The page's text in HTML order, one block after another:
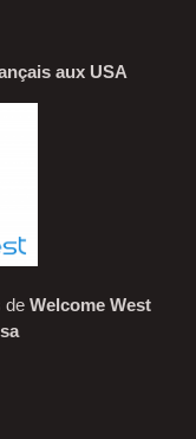
aux USA
de Welcome West